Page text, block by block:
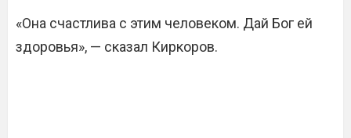
«Она счастлива с этим человеком. Дай Бог ей
здоровья», — сказал Киркоров.